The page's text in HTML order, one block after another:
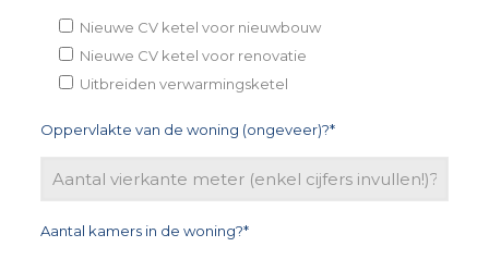
Nieuwe CV ketel voor nieuwbouw
Nieuwe CV ketel voor renovatie
Uitbreiden verwarmingsketel
Oppervlakte van de woning (ongeveer)?*
Aantal kamers in de woning?*